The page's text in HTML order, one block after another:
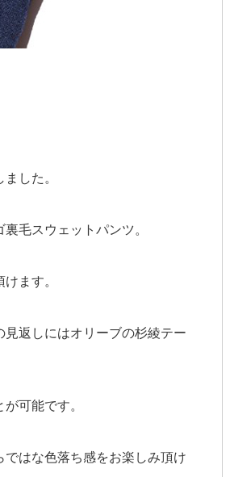
した。
毛スウェットパンツ。
ます。
返しにはオリーブの杉綾テー
可能です。
はな色落ち感をお楽しみ頂け